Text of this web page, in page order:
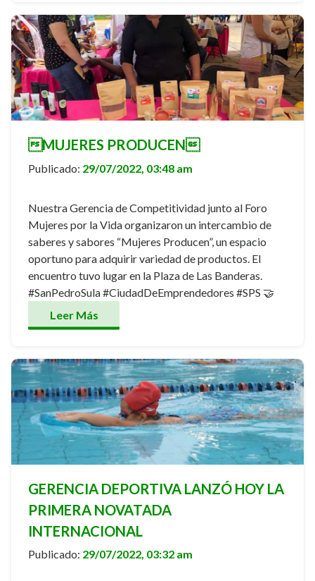
MUJERES PRODUCEN
Publicado: 29/07/2022, 03:48 am
Nuestra Gerencia de Competitividad junto al Foro
Mujeres por la Vida organizaron un intercambio de
saberes y sabores “Mujeres Producen”, un espacio
oportuno para adquirir variedad de productos. El
encuentro tuvo lugar en la Plaza de Las Banderas.
#SanPedroSula #CiudadDeEmprendedores #SPS 🤝
Leer Más
GERENCIA DEPORTIVA LANZÓ HOY LA
PRIMERA NOVATADA
INTERNACIONAL
Publicado: 29/07/2022, 03:32 am